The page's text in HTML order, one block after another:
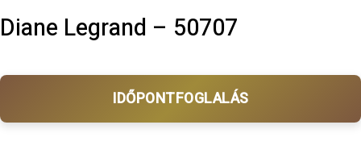
Diane Legrand – 50707
IDŐPONTFOGLALÁS